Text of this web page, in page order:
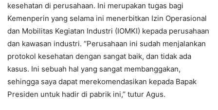
kesehatan di perusahaan. Ini merupakan tugas bagi
Kemenperin yang selama ini menerbitkan Izin Operasional
dan Mobilitas Kegiatan Industri (IOMKI) kepada perusahaan
dan kawasan industri. “Perusahaan ini sudah menjalankan
protokol kesehatan dengan sangat baik, dan tidak ada
kasus. Ini sebuah hal yang sangat membanggakan,
sehingga saya dapat merekomendasikan kepada Bapak
Presiden untuk hadir di pabrik ini,” tutur Agus.